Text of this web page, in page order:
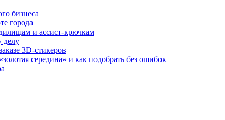
бизнеса
города
и ассист-крючкам
делу
3D-стикеров
середина» и как подобрать без ошибок